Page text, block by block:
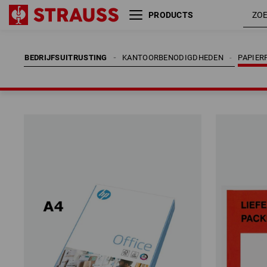
PRODUCTS
BEDRIJFSUITRUSTING KANTOORBENODIGDHEDEN
BEDRIJFSUITRUSTING KANTOORBENODIGDHEDEN